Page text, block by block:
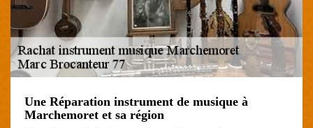
Une Réparation instrument de musique à
Marchemoret et sa région